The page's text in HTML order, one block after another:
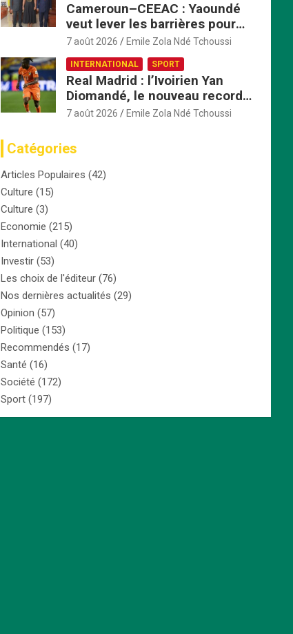
Cameroun–CEEAC : Yaoundé
veut lever les barrières pour
accélérer l’intégration
économique
7 août 2026 Emile Zola Ndé Tchoussi
INTERNATIONAL SPORT
Real Madrid : l’Ivoirien Yan
Diomandé, le nouveau record
africain à 125 millions d’euros
7 août 2026 Emile Zola Ndé Tchoussi
Catégories
Articles Populaires (42)
Culture (15)
Culture (3)
Economie (215)
International (40)
Investir (53)
Les choix de l'éditeur (76)
Nos dernières actualités (29)
Opinion (57)
Politique (153)
Recommendés (17)
Santé (16)
Société (172)
Sport (197)